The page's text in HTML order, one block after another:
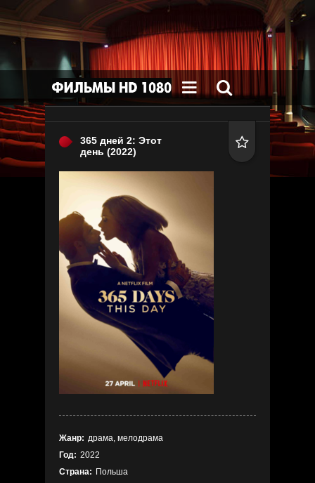
 
365 дней 2: Этот
день (2022)

Жанр: драма, мелодрама
Год: 2022
Страна: Польша